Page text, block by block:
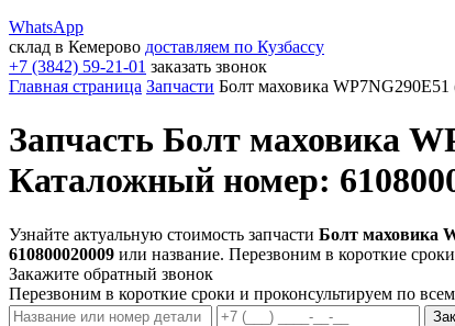
WhatsApp
склад в Кемерово доставляем по Кузбассу
+7 (3842) 59-21-01 заказать звонок
Главная страница Запчасти Болт маховика
Запчасть Болт маховика
Каталожный номер:
Узнайте актуальную стоимость запчасти Болт маховика
610800020009 или название. Перезвоним в короткие
Закажите обратный звонок
Перезвоним в короткие сроки и проконсультируем по